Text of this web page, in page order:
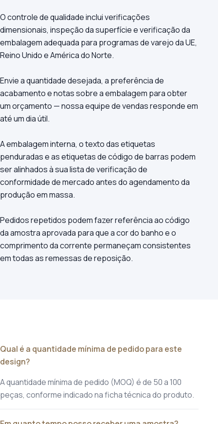
O controle de qualidade inclui verificações
dimensionais, inspeção da superfície e verificação da
embalagem adequada para programas de varejo da UE,
Reino Unido e América do Norte.
Envie a quantidade desejada, a preferência de
acabamento e notas sobre a embalagem para obter
um orçamento — nossa equipe de vendas responde em
até um dia útil.
A embalagem interna, o texto das etiquetas
penduradas e as etiquetas de código de barras podem
ser alinhados à sua lista de verificação de
conformidade de mercado antes do agendamento da
produção em massa.
Pedidos repetidos podem fazer referência ao código
da amostra aprovada para que a cor do banho e o
comprimento da corrente permaneçam consistentes
em todas as remessas de reposição.
Qual é a quantidade mínima de pedido para este
design?
A quantidade mínima de pedido (MOQ) é de 50 a 100
peças, conforme indicado na ficha técnica do produto.